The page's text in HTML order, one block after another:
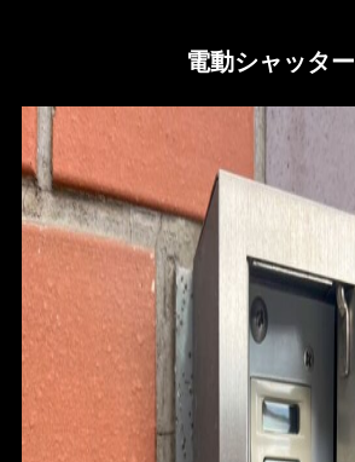
電動シャッター